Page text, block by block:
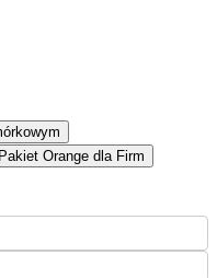
Pakiet Orange dla Firm